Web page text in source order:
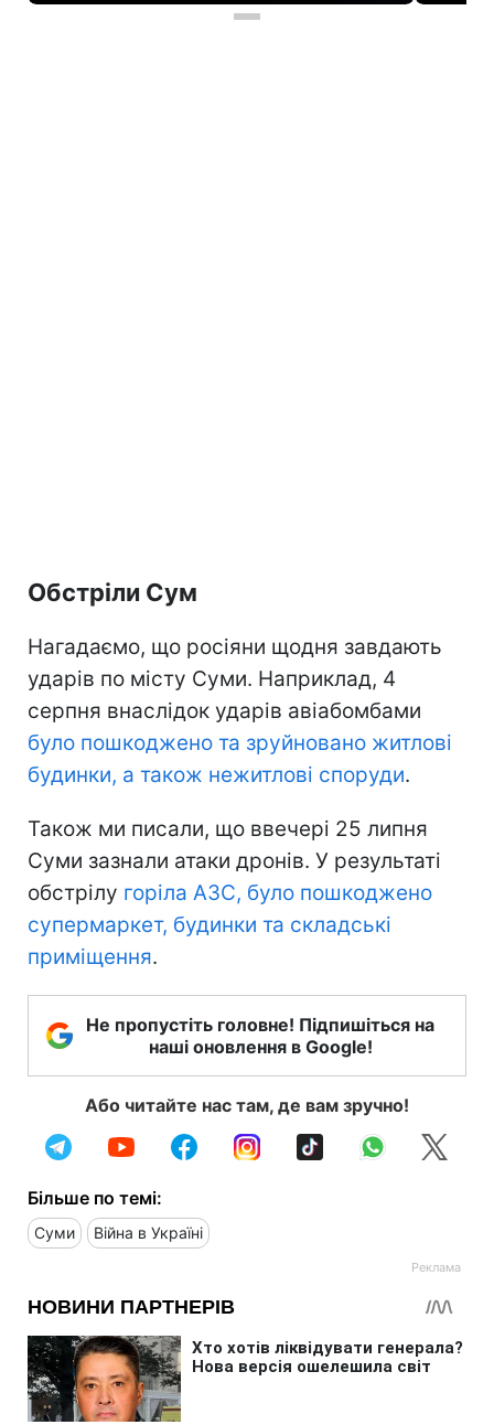
Обстріли Сум
Нагадаємо, що росіяни щодня завдають
ударів по місту Суми. Наприклад, 4
серпня внаслідок ударів авіабомбами
було пошкоджено та зруйновано житлові
будинки, а також нежитлові споруди.
Також ми писали, що ввечері 25 липня
Суми зазнали атаки дронів. У результаті
обстрілу горіла АЗС, було пошкоджено
супермаркет, будинки та складські
приміщення.
Не пропустіть головне! Підпишіться на
наші оновлення в Google!
Або читайте нас там, де вам зручно!
Більше по темі:
Суми Війна в Україні